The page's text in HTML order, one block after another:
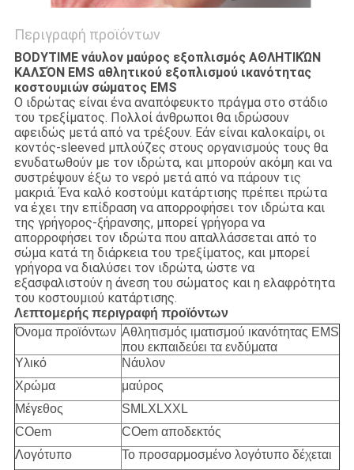
Περιγραφή προϊόντων
BODYTIME νάυλον μαύρος εξοπλισμός ΑΘΛΗΤΙΚΏΝ
ΚΑΛΣΌΝ EMS αθλητικού εξοπλισμού ικανότητας
κοστουμιών σώματος EMS
Ο ιδρώτας είναι ένα αναπόφευκτο πράγμα στο στάδιο
του τρεξίματος. Πολλοί άνθρωποι θα ιδρώσουν
αφειδώς μετά από να τρέξουν. Εάν είναι καλοκαίρι, οι
κοντός-sleeved μπλούζες στους οργανισμούς τους θα
ενυδατωθούν με τον ιδρώτα, και μπορούν ακόμη και να
συστρέψουν έξω το νερό μετά από να πάρουν τις
μακριά. Ένα καλό κοστούμι κατάρτισης πρέπει πρώτα
να έχει την επίδραση να απορροφήσει τον ιδρώτα και
της γρήγορος-ξήρανσης, μπορεί γρήγορα να
απορροφήσει τον ιδρώτα που απαλλάσσεται από το
σώμα κατά τη διάρκεια του τρεξίματος, και μπορεί
γρήγορα να διαλύσει τον ιδρώτα, ώστε να
εξασφαλιστούν η άνεση του σώματος και η ελαφρότητα
του κοστουμιού κατάρτισης.
Λεπτομερής περιγραφή προϊόντων
Όνομα προϊόντων Αθλητισμός ιματισμού ικανότητας EMS
που εκπαιδεύει τα ενδύματα
Υλικό
Νάυλον
Χρώμα
μαύρος
Μέγεθος
SMLXLXXL
COem
COem αποδεκτός
Λογότυπο
Το προσαρμοσμένο λογότυπο δέχεται